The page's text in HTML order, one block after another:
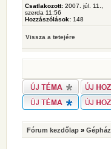
Csatlakozott: 2007. júl. 11.,
szerda 11:56
Hozzászólások: 148
Vissza a tetejére
Fórum kezdőlap » Gépház